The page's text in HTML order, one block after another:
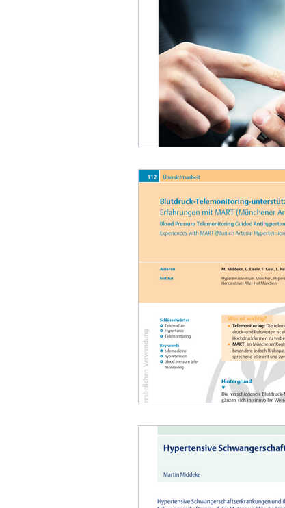
Hypertonieformen
Maskierte Hypertonie
Hypertonieformen
Resistente Hypertonie